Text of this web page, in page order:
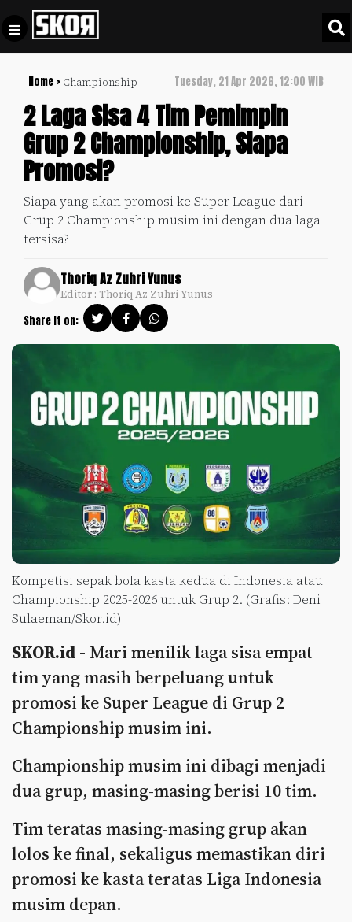
Home > Championship Tuesday, 21 Apr 2026, 12:00 WIB
2 Laga Sisa 4 Tim Pemimpin
Grup 2 Championship, Siapa
Promosi?
Siapa yang akan promosi ke Super League dari
Grup 2 Championship musim ini dengan dua laga
tersisa?
Thoriq Az Zuhri Yunus
Editor : Thoriq Az Zuhri Yunus
Share it on:
Kompetisi sepak bola kasta kedua di Indonesia atau
Championship 2025-2026 untuk Grup 2. (Grafis: Deni
Sulaeman/Skor.id)
SKOR.id - Mari menilik laga sisa empat
tim yang masih berpeluang untuk
promosi ke Super League di Grup 2
Championship musim ini.
Championship musim ini dibagi menjadi
dua grup, masing-masing berisi 10 tim.
Tim teratas masing-masing grup akan
lolos ke final, sekaligus memastikan diri
promosi ke kasta teratas Liga Indonesia
musim depan.
Football +
Culture +
Update
+
Timnas
Indonesia
SKOR
SPECIAL
Video
Policy
Pedoman
Pemberitaan
Media
Siber
Disclaimer
Kami